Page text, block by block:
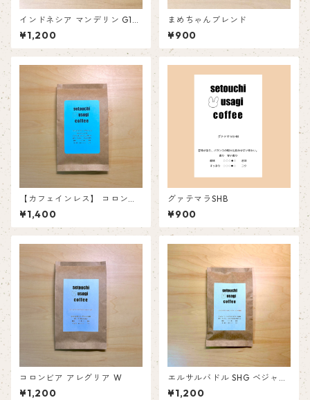
インドネシア マンデリン G1
ハラパン
¥1,200
まめちゃんブレンド
¥900
【カフェインレス】 コロンビ
ア サン・アグスティン
¥1,400
グァテマラSHB
¥900
コロンビア アレグリア W
¥1,200
エルサルバドル SHG ベジャ・
ビスタ農園
¥1,200